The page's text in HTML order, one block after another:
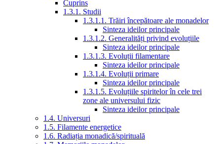
Cuprins
1.3.1. Studii
1.3.1.1. Trăiri începătoare ale monadelor
Sinteza ideilor principale
1.3.1.2. Generalități privind evoluțiile
Sinteza ideilor principale
1.3.1.3. Evoluții filamentare
Sinteza ideilor principale
1.3.1.4. Evoluții primare
Sinteza ideilor principale
1.3.1.5. Evoluțiile spiritelor în cele trei
zone ale universului fizic
Sinteza ideilor principale
1.4. Universuri
1.5. Filamente energetice
1.6. Radiația monadică/spirituală